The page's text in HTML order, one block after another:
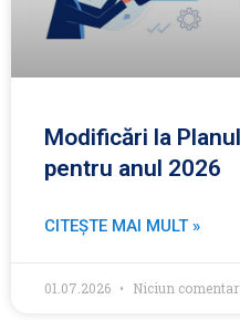
Modificări la
pentru anul 2026
CITEȘTE MAI MULT »
01.07.2026 Niciun